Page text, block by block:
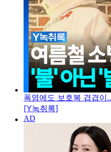
폭염에도 보호복 겹겹
[Y녹취록]